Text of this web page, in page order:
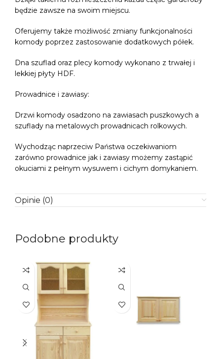
będzie zawsze na swoim miejscu.
Oferujemy także możliwość zmiany funkcjonalności
komody poprzez zastosowanie dodatkowych półek.
Dna szuflad oraz plecy komody wykonano z trwałej i
lekkiej płyty HDF.
Prowadnice i zawiasy:
Drzwi komody osadzono na zawiasach puszkowych a
szuflady na metalowych prowadnicach rolkowych.
Wychodząc naprzeciw Państwa oczekiwaniom
zarówno prowadnice jak i zawiasy możemy zastąpić
okuciami z pełnym wysuwem i cichym domykaniem.
Opinie (0)
Podobne produkty